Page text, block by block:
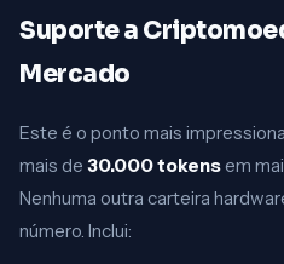
Suporte a
Mercado
Este é o ponto mais
mais de 30.000 tokens em
Nenhuma outra carteira
número. Inclui: